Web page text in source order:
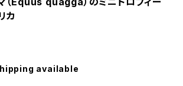
カ
available